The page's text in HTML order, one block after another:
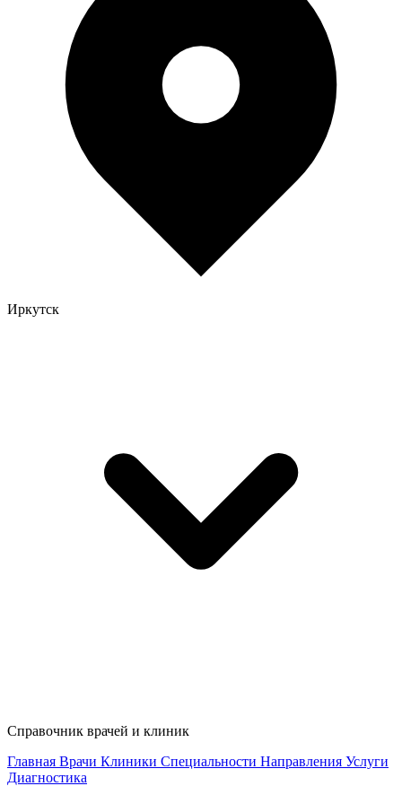
Иркутск
Справочник врачей и клиник
Главная Врачи Клиники Специальности Направления Услуги
Диагностика